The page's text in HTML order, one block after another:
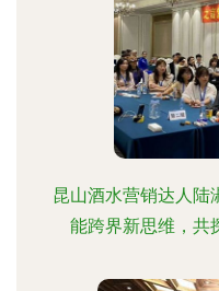
昆山酒水营销达人陆
能跨界新思维，共